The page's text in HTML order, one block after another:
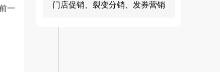
一
门店促销、裂变分销、发券营销